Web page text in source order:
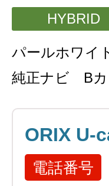
HYBRID
パールホワイ
純正ナビ B
ORIX U-
電話番号